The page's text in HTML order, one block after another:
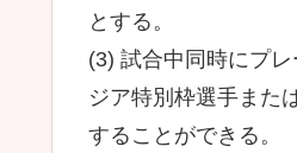
とする。
(3) 試合中同時にプ
ジア特別枠選手また
することができる。